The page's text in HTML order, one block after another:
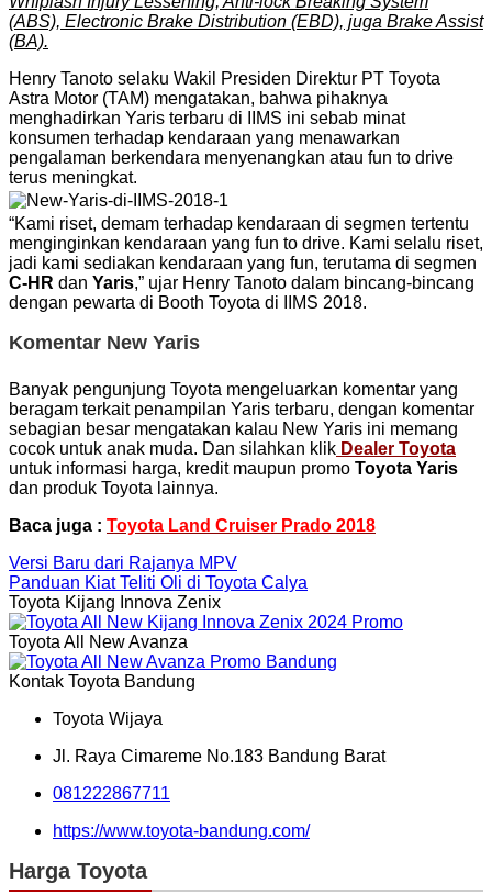
(ABS), Electronic Brake Distribution (EBD), juga Brake Assist
(BA).
Henry Tanoto selaku Wakil Presiden Direktur PT Toyota
Astra Motor (TAM) mengatakan, bahwa pihaknya
menghadirkan Yaris terbaru di IIMS ini sebab minat
konsumen terhadap kendaraan yang menawarkan
pengalaman berkendara menyenangkan atau fun to drive
terus meningkat.
“Kami riset, demam terhadap kendaraan di segmen tertentu
menginginkan kendaraan yang fun to drive. Kami selalu riset,
jadi kami sediakan kendaraan yang fun, terutama di segmen
C-HR dan Yaris,” ujar Henry Tanoto dalam bincang-bincang
dengan pewarta di Booth Toyota di IIMS 2018.
Komentar New Yaris
Banyak pengunjung Toyota mengeluarkan komentar yang
beragam terkait penampilan Yaris terbaru, dengan komentar
sebagian besar mengatakan kalau New Yaris ini memang
cocok untuk anak muda. Dan silahkan klik Dealer Toyota
untuk informasi harga, kredit maupun promo Toyota Yaris
dan produk Toyota lainnya.
Baca juga : Toyota Land Cruiser Prado 2018
Versi Baru dari Rajanya MPV
Panduan Kiat Teliti Oli di Toyota Calya
Toyota Kijang Innova Zenix
Toyota All New Avanza
Kontak Toyota Bandung
Toyota Wijaya
Jl. Raya Cimareme No.183 Bandung Barat
081222867711
https://www.toyota-bandung.com/
Harga Toyota